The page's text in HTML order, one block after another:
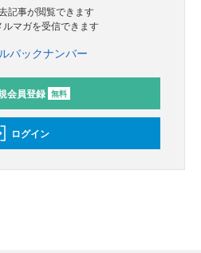
記事が閲覧できます
ルマガを受信できます
バックナンバー
会員登録 無料
ログイン